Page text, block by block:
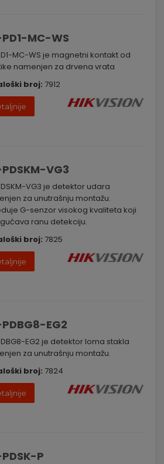
MC-WS
MC-WS je magnetni kontakt od
namenjen za drvena vrata
broj: 7912
VG3
VG3 je detektor udara
za unutrašnju montažu.
G-senzor visokog kvaliteta koji
ranu detekciju.
broj: 7825
EG2
EG2 je detektor loma stakla
za unutrašnju montažu.
broj: 7824
P